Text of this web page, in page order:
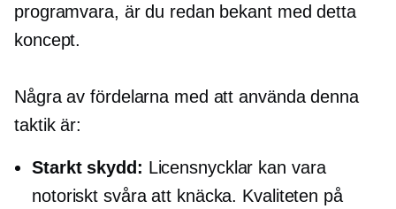
programvara, är du redan bekant med detta
koncept.
Några av fördelarna med att använda denna
taktik är:
Starkt skydd: Licensnycklar kan vara
notoriskt svåra att knäcka. Kvaliteten på